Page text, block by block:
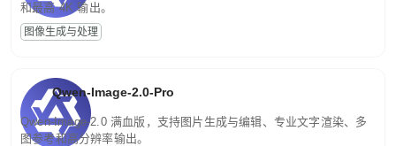
和最高 4K 输出。
图像生成与处理
Qwen-Image-2.0-Pro
Qwen-Image-2.0 满血版，支持图片生成与编辑、专业文字渲染、多
图参考和高分辨率输出。